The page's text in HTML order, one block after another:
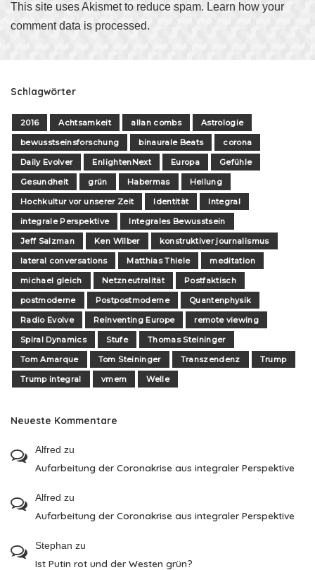
This site uses Akismet to reduce spam. Learn how your
comment data is processed.
Schlagwörter
2016 Achtsamkeit allan combs
Astrologie
bewusstseinsforschung
binaurale Beats
corona
Daily Evolver
EnlightenNext Europa
Gefühle
Gesundheit
grün Habermas
Heilung
Hochkultur vor unserer Zeit
Identität
Integral
integrale Perspektive
Integrales Bewusstsein
Jeff Salzman
Ken Wilber
konstruktiver journalismus
lateral conversations
Matthias Thiele
meditation
michael gleich
Netzneutralität
Postfaktisch
postmoderne
Postpostmoderne
Quantenphysik
Radio Evolve
Reinventing Europe
remote viewing
Spiral Dynamics
Stufe
Thomas Steininger
Tom Amarque
Tom Steininger Transzendenz
Trump
Trump integral
vmem Welle
Neueste Kommentare
Alfred zu
Aufarbeitung der Coronakrise aus integraler Perspektive
Alfred zu
Aufarbeitung der Coronakrise aus integraler Perspektive
Stephan zu
Ist Putin rot und der Westen grün?